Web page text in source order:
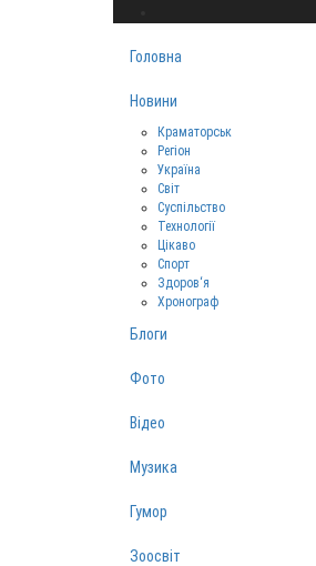
Головна
Новини
Краматорськ
Регіон
Україна
Світ
Суспільство
Технології
Цікаво
Спорт
Здоров‘я
Хронограф
Блоги
Фото
Відео
Музика
Гумор
Зоосвіт